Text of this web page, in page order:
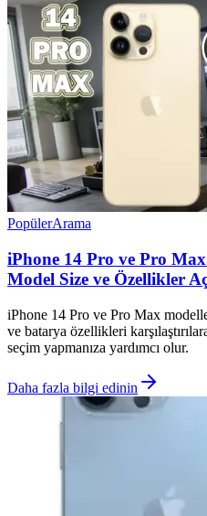
PopülerArama
iPhone 14 Pro ve Pro Max
Model Size ve Özellikler
iPhone 14 Pro ve Pro Max
ve batarya özellikleri
seçim yapmanıza yardımcı olur.
Daha fazla bilgi edinin